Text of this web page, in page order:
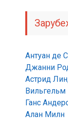
Антуан де
Джанни
Астрид
Вильгельм
Ганс
Алан Милн